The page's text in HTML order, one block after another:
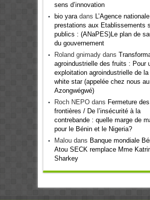
sens d’innovation
bio yaradans
L’Agence
prestations aux Etablissements
publics : (ANaPES)Le plan de
du gouvernement
Roland gnimadydans
agroindustrielle des fruits : Pour
exploitation agroindustrielle de
white star (appelée chez nous
Azongwégwé)
Roch NEPOdans Fermeture des
frontières / De l’insécurité à la
contrebande : quelle marge de
pour le Bénin et le Nigeria?
Maloudans Banque mondiale
Atou SECK remplace Mme
Sharkey